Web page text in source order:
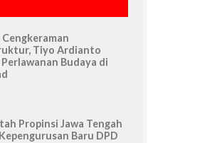
Tiyo Ardianto
Budaya di
Propinsi Jawa Tengah
Baru DPD